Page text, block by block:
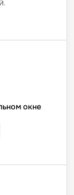
окне